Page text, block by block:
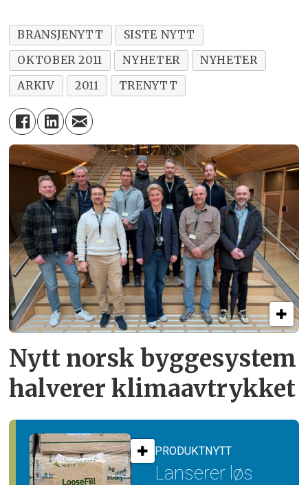
BRANSJENYTT
SISTE NYTT
OKTOBER 2011
NYHETER
NYHETER
ARKIV
2011 TRENYTT
Nytt norsk byggesystem
halverer klimaavtrykket
PRODUKTNYTT
Lanserer løs